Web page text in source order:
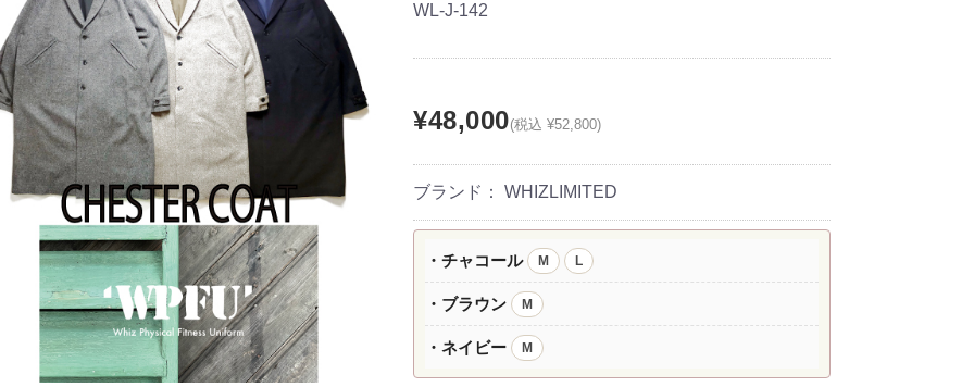
WL-J-142
¥48,000(税込 ¥52,800)
ブランド： WHIZLIMITED
・チャコール M L
・ブラウン M
・ネイビー M